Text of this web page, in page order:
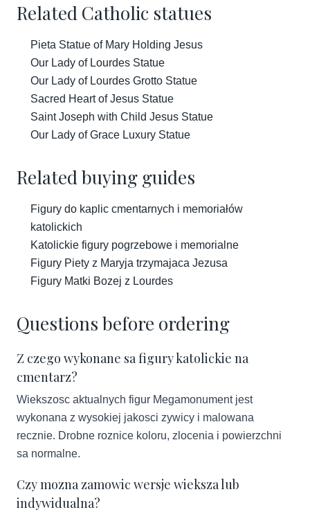
Related Catholic statues
Pieta Statue of Mary Holding Jesus
Our Lady of Lourdes Statue
Our Lady of Lourdes Grotto Statue
Sacred Heart of Jesus Statue
Saint Joseph with Child Jesus Statue
Our Lady of Grace Luxury Statue
Related buying guides
Figury do kaplic cmentarnych i memoriałów
katolickich
Katolickie figury pogrzebowe i memorialne
Figury Piety z Maryja trzymajaca Jezusa
Figury Matki Bozej z Lourdes
Questions before ordering
Z czego wykonane sa figury katolickie na
cmentarz?
Wiekszosc aktualnych figur Megamonument jest
wykonana z wysokiej jakosci zywicy i malowana
recznie. Drobne roznice koloru, zlocenia i powierzchni
sa normalne.
Czy mozna zamowic wersje wieksza lub
indywidualna?